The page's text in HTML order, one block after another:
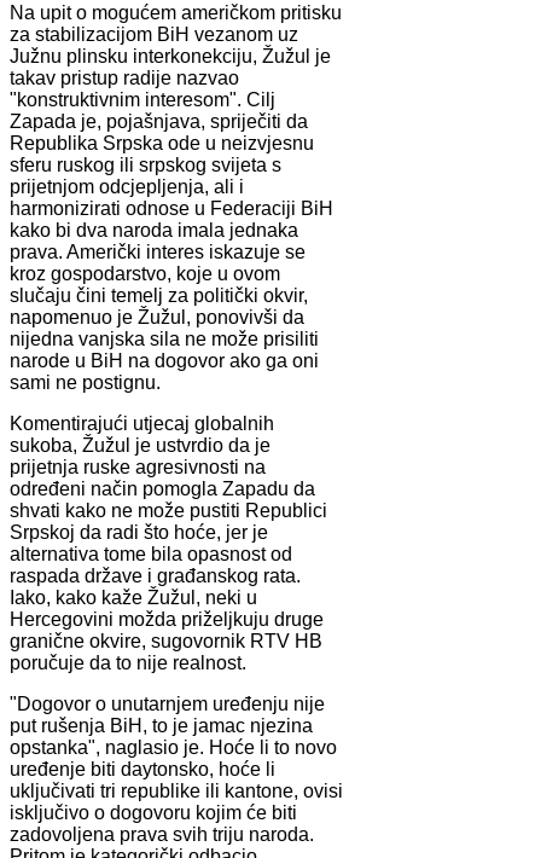
Na upit o mogućem američkom pritisku
za stabilizacijom BiH vezanom uz
Južnu plinsku interkonekciju, Žužul je
takav pristup radije nazvao
"konstruktivnim interesom". Cilj
Zapada je, pojašnjava, spriječiti da
Republika Srpska ode u neizvjesnu
sferu ruskog ili srpskog svijeta s
prijetnjom odcjepljenja, ali i
harmonizirati odnose u Federaciji BiH
kako bi dva naroda imala jednaka
prava. Američki interes iskazuje se
kroz gospodarstvo, koje u ovom
slučaju čini temelj za politički okvir,
napomenuo je Žužul, ponovivši da
nijedna vanjska sila ne može prisiliti
narode u BiH na dogovor ako ga oni
sami ne postignu.
Komentirajući utjecaj globalnih
sukoba, Žužul je ustvrdio da je
prijetnja ruske agresivnosti na
određeni način pomogla Zapadu da
shvati kako ne može pustiti Republici
Srpskoj da radi što hoće, jer je
alternativa tome bila opasnost od
raspada države i građanskog rata.
Iako, kako kaže Žužul, neki u
Hercegovini možda priželjkuju druge
granične okvire, sugovornik RTV HB
poručuje da to nije realnost.
"Dogovor o unutarnjem uređenju nije
put rušenja BiH, to je jamac njezina
opstanka", naglasio je. Hoće li to novo
uređenje biti daytonsko, hoće li
uključivati tri republike ili kantone, ovisi
isključivo o dogovoru kojim će biti
zadovoljena prava svih triju naroda.